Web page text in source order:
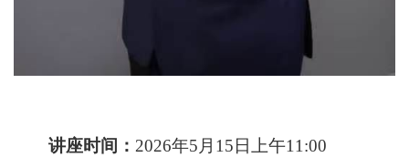
讲座时间： 2026年5月15日上午11:00